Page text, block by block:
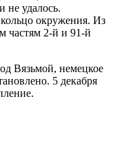
не удалось.
окружения. Из
частям 2-й и 91-й
Вязьмой, немецкое
5 декабря